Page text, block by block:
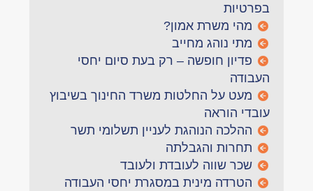
בפרטיות
מהי משרת אמון?
מתי נוהג מחייב
פדיון חופשה – רק בעת סיום יחסי
העבודה
מעט על החלטות משרד החינוך בשיבוץ
עובדי הוראה
ההלכה הנוהגת לעניין תשלומי תשר
תחרות והגבלתה
שכר שווה לעובדת ולעובד
הטרדה מינית במסגרת יחסי העבודה